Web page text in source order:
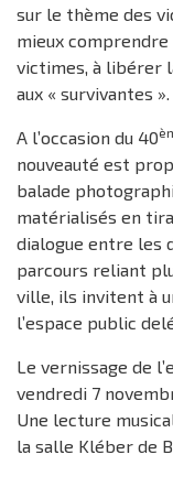
sur le thème des
mieux
victimes, à libérer
aux « survivantes ».
A l’occasion du 40
nouveauté est
balade
matérialisés en
dialogue entre les
parcours reliant
ville, ils invitent à
l’espace public
Le vernissage de
vendredi 7
Une lecture
la salle Kléber de